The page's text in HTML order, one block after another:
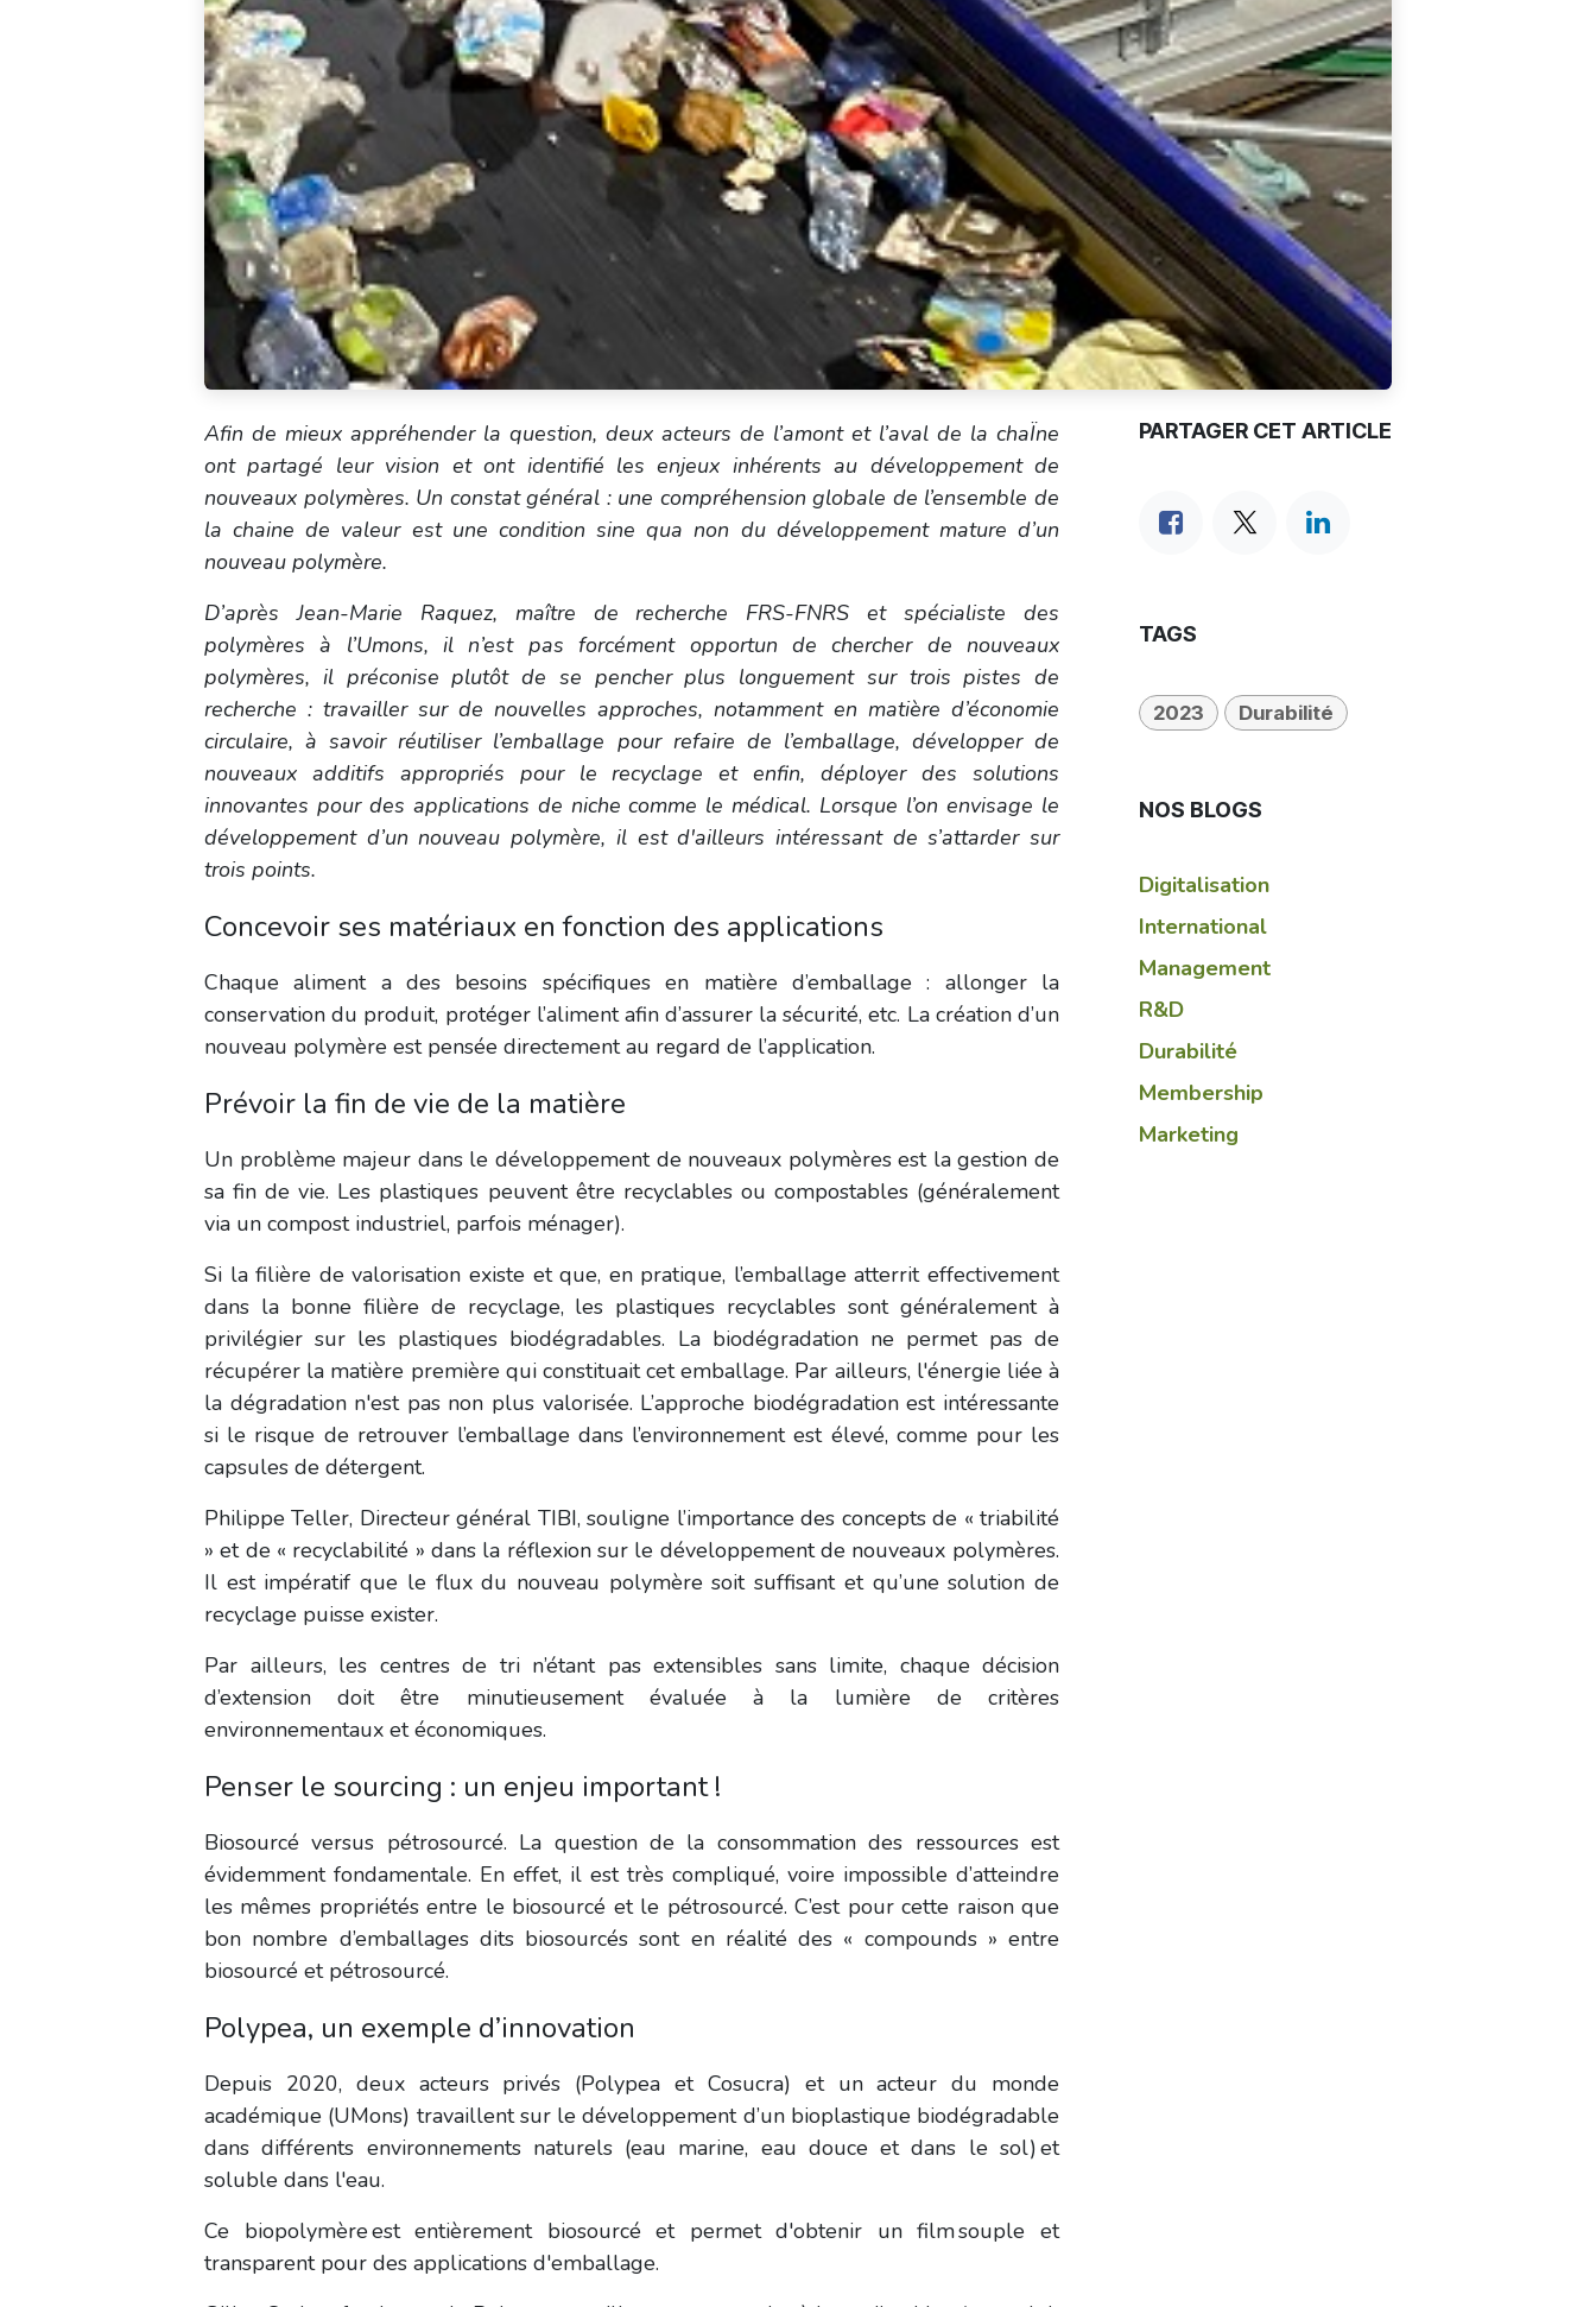
Afin de mieux appréhender la question, deux acteurs de l’amont et l’aval de la chaÏne
ont partagé leur vision et ont identifié les enjeux inhérents au développement de
nouveaux polymères. Un constat général : une compréhension globale de l’ensemble de
la chaine de valeur est une condition sine qua non du développement mature d’un
nouveau polymère.
D’après Jean-Marie Raquez, maître de recherche FRS-FNRS et spécialiste des
polymères à l’Umons, il n’est pas forcément opportun de chercher de nouveaux
polymères, il préconise plutôt de se pencher plus longuement sur trois pistes de
recherche : travailler sur de nouvelles approches, notamment en matière d’économie
circulaire, à savoir réutiliser l’emballage pour refaire de l’emballage, développer de
nouveaux additifs appropriés pour le recyclage et enfin, déployer des solutions
innovantes pour des applications de niche comme le médical. Lorsque l’on envisage le
développement d’un nouveau polymère, il est d'ailleurs intéressant de s’attarder sur
trois points.
Concevoir ses matériaux en fonction des applications
Chaque aliment a des besoins spécifiques en matière d’emballage : allonger la
conservation du produit, protéger l’aliment afin d’assurer la sécurité, etc. La création d’un
nouveau polymère est pensée directement au regard de l’application.
Prévoir la fin de vie de la matière
Un problème majeur dans le développement de nouveaux polymères est la gestion de
sa fin de vie. Les plastiques peuvent être recyclables ou compostables(généralement
via un compost industriel, parfois ménager).
Si la filière de valorisation existe et que, en pratique, l’emballage atterrit effectivement
dans la bonne filière de recyclage, les plastiques recyclables sont généralement à
privilégier sur les plastiques biodégradables. La biodégradation ne permet pas de
récupérer la matière première qui constituait cet emballage. Par ailleurs, l'énergie liée à
la dégradation n'est pas non plus valorisée. L’approche biodégradation est intéressante
si le risque de retrouver l’emballage dans l’environnement est élevé, comme pour les
capsules de détergent.
Philippe Teller, Directeur général TIBI, souligne l’importance des concepts de « triabilité
» et de « recyclabilité » dans la réflexion sur le développement de nouveaux polymères.
Il est impératif que le flux du nouveau polymère soit suffisant et qu’une solution de
recyclage puisse exister.
Par ailleurs, les centres de tri n’étant pas extensibles sans limite, chaque décision
d’extension doit être minutieusement évaluée à la lumière de critères
environnementaux et économiques.
Penser le sourcing : un enjeu important !
Biosourcé versus pétrosourcé. La question de la consommation des ressources est
évidemment fondamentale. En effet, il est très compliqué, voire impossible d’atteindre
les mêmes propriétés entre le biosourcé et le pétrosourcé. C’est pour cette raison que
bon nombre d’emballages dits biosourcés sont en réalité des « compounds » entre
biosourcé et pétrosourcé.
Polypea, un exemple d’innovation
Depuis 2020, deux acteurs privés (Polypea et Cosucra) et un acteur du monde
académique (UMons) travaillent sur le développement d’un bioplastique biodégradable
dans différents environnements naturels (eau marine, eau douce et dans le sol) et
soluble dans l'eau.
Ce biopolymère est entièrement biosourcé et permet d'obtenir un film souple et
transparent pour des applications d'emballage.
PARTAGER CET ARTICLE
TAGS
2023 Durabilité
NOS BLOGS
Digitalisation
International
Management
R&D
Durabilité
Membership
Marketing